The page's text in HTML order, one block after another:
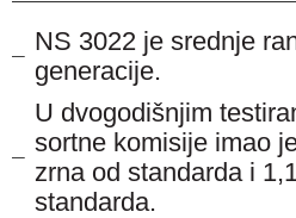
NS 3022 je srednje
generacije.
U dvogodišnjim
sortne komisije imao
zrna od standarda i
standarda.